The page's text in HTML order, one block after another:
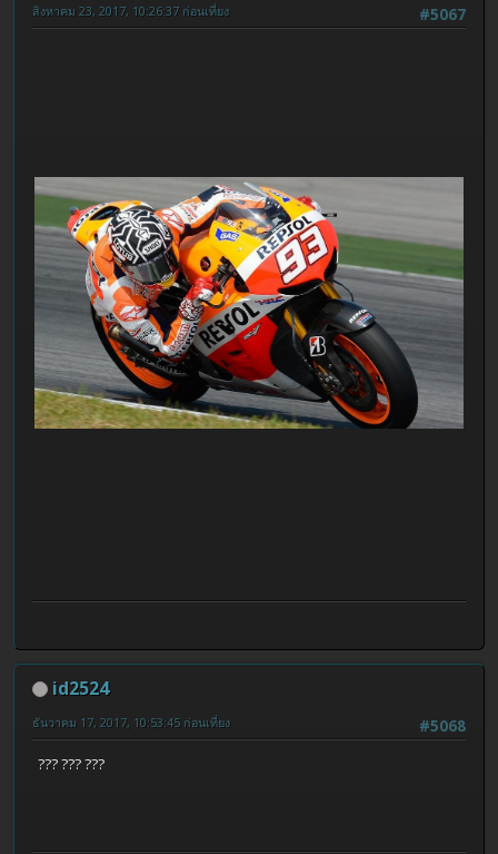
#5067
สิงหาคม 23, 2017, 10:26:37 ก่อนเที่ยง
id2524
#5068
ธันวาคม 17, 2017, 10:53:45 ก่อนเที่ยง
??? ??? ???